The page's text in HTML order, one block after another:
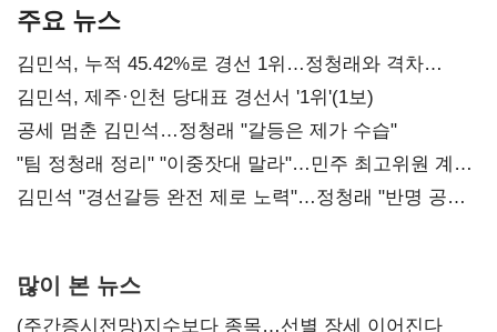
주요 뉴스
김민석, 누적 45.42%로 경선 1위…정청래와 격차
0.86%p(2보)
김민석, 제주·인천 당대표 경선서 '1위'(1보)
공세 멈춘 김민석…정청래 "갈등은 제가 수습"
"팀 정청래 정리" "이중잣대 말라"…민주 최고위원 계파
다툼 격화
김민석 "경선갈등 완전 제로 노력"…정청래 "반명 공세
많이 본 뉴스
(주간증시전망)지수보다 종목…선별 장세 이어진다